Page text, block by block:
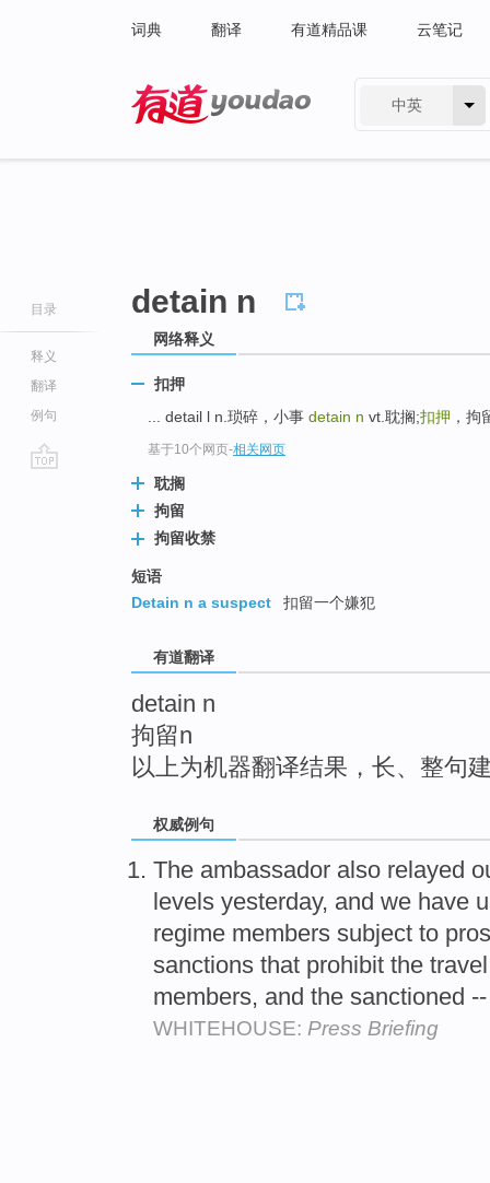
词典 翻译 有道精品课 云笔记
中英
目录
释义
翻译
例句
detain n
网络释义
扣押
... detail l n.琐碎，小事 detain n vt.耽搁;扣押 ，
基于10个网页-相关网页
耽搁
拘留
拘留收禁
短语
Detain n a suspect
扣留一个嫌犯
有道翻译
detain n
拘留n
以上为机器翻译结果，长、整句
权威例句
The ambassador also relayed
levels yesterday, and we have
regime members subject to
sanctions that prohibit the
members, and the sanctioned
WHITEHOUSE: Press Briefing